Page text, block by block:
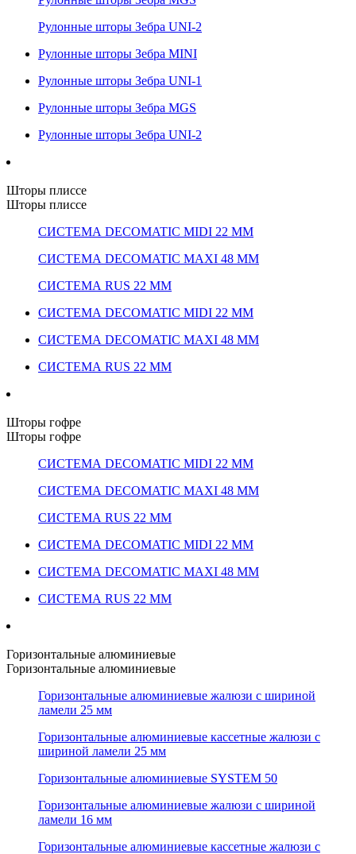
Рулонные шторы Зебра UNI-2
Рулонные шторы Зебра MINI
Рулонные шторы Зебра UNI-1
Рулонные шторы Зебра MGS
Рулонные шторы Зебра UNI-2
Шторы плиссе
Шторы плиссе
СИСТЕМА DECOMATIC MIDI 22 ММ
СИСТЕМА DECOMATIC MAXI 48 ММ
СИСТЕМА RUS 22 ММ
СИСТЕМА DECOMATIC MIDI 22 ММ
СИСТЕМА DECOMATIC MAXI 48 ММ
СИСТЕМА RUS 22 ММ
Шторы гофре
Шторы гофре
СИСТЕМА DECOMATIC MIDI 22 ММ
СИСТЕМА DECOMATIC MAXI 48 ММ
СИСТЕМА RUS 22 ММ
СИСТЕМА DECOMATIC MIDI 22 ММ
СИСТЕМА DECOMATIC MAXI 48 ММ
СИСТЕМА RUS 22 ММ
Горизонтальные алюминиевые
Горизонтальные алюминиевые
Горизонтальные алюминиевые жалюзи с шириной
ламели 25 мм
Горизонтальные алюминиевые кассетные жалюзи с
шириной ламели 25 мм
Горизонтальные алюминиевые SYSTEM 50
Горизонтальные алюминиевые жалюзи с шириной
ламели 16 мм
Горизонтальные алюминиевые кассетные жалюзи с